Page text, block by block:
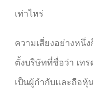
เท่าไหร่
ความเสี่ยงอย่างหนึ่
ตั้งบริษัทที่ชื่อว่า เท
เป็นผู้กำกับและถือหุ้